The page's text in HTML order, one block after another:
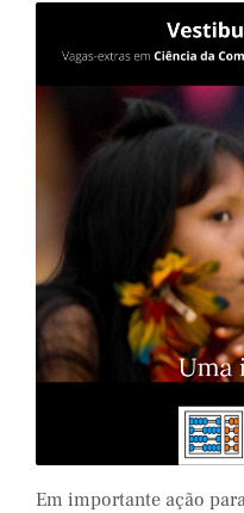
Em importante ação